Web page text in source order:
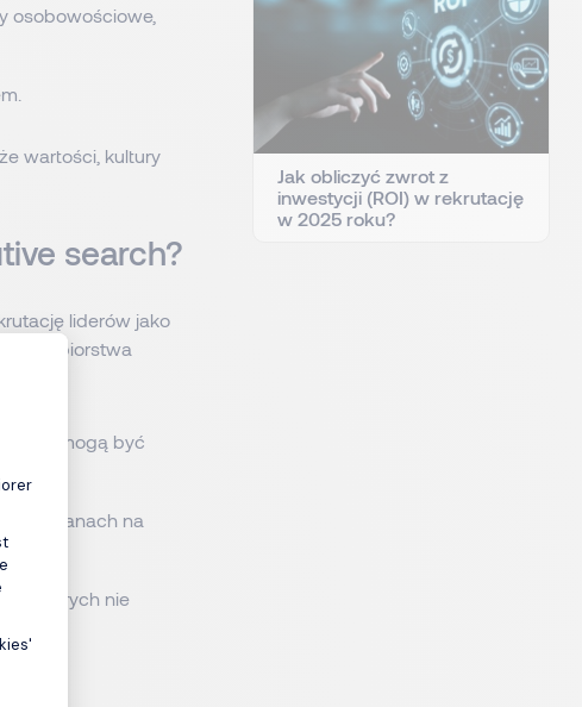
: Personnalisez vos Options
osobowościowe,
wartości, kultury
search?
liderów jako
mogą być
zmianach na
których nie
Jak obliczyć zwrot z
inwestycji (ROI) w rekrutację
w 2025 roku?